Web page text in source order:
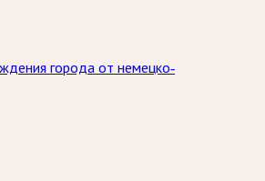
города от немецко-